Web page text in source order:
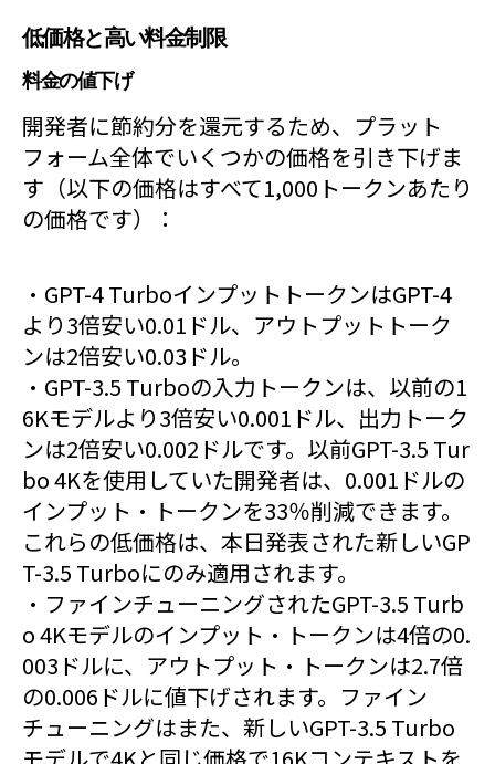
低価格と高い料金制限
料金の値下げ
開発者に節約分を還元するため、プラット
フォーム全体でいくつかの価格を引き下げま
す（以下の価格はすべて1,000トークンあたり
の価格です）：
・GPT-4 TurboインプットトークンはGPT-4
より3倍安い0.01ドル、アウトプットトーク
ンは2倍安い0.03ドル。
・GPT-3.5 Turboの入力トークンは、以前の1
6Kモデルより3倍安い0.001ドル、出力トーク
ンは2倍安い0.002ドルです。以前GPT-3.5 Tur
bo 4Kを使用していた開発者は、0.001ドルの
インプット・トークンを33％削減できます。
これらの低価格は、本日発表された新しいGP
T-3.5 Turboにのみ適用されます。
・ファインチューニングされたGPT-3.5 Turb
o 4Kモデルのインプット・トークンは4倍の0.
003ドルに、アウトプット・トークンは2.7倍
の0.006ドルに値下げされます。ファイン
チューニングはまた、新しいGPT-3.5 Turbo